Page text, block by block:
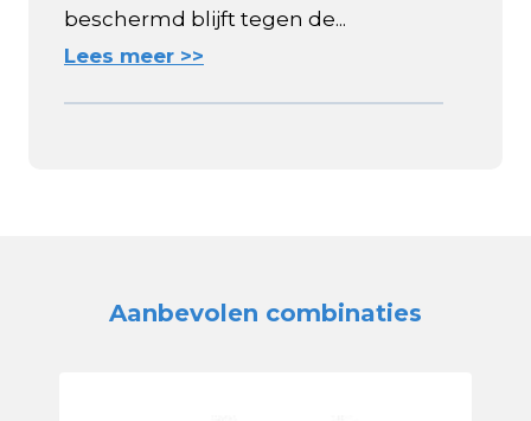
beschermd blijft tegen de...
Lees meer >>
Aanbevolen combinaties